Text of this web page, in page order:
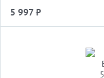
5 997 ₽